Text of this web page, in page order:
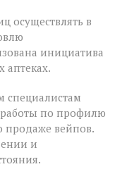
осуществлять в
инициатива
аптеках.
специалистам
работы по профилю
продаже вейпов.
и